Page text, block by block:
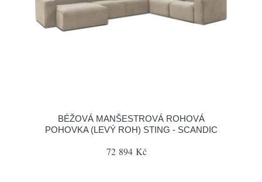
BÉŽOVÁ MANŠESTROVÁ ROHOVÁ
POHOVKA (LEVÝ ROH) STING - SCANDIC
72 894 Kč